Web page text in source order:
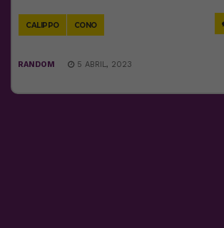
CALIPPO CONO
RANDOM 5 ABRIL, 2023